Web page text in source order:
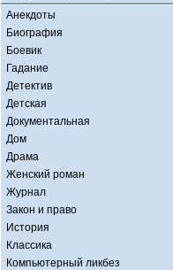
Анекдоты
Биография
Боевик
Гадание
Детектив
Детская
Документальная
Дом
Драма
Женский роман
Журнал
Закон и право
История
Классика
Компьютерный ликбез